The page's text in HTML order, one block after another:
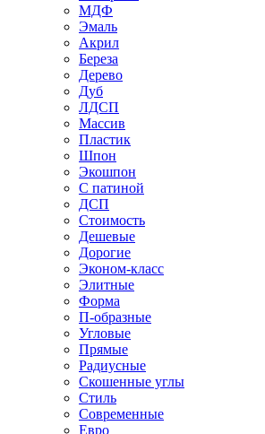
МДФ
Эмаль
Акрил
Береза
Дерево
Дуб
ЛДСП
Массив
Пластик
Шпон
Экошпон
С патиной
ДСП
Стоимость
Дешевые
Дорогие
Эконом-класс
Элитные
Форма
П-образные
Угловые
Прямые
Радиусные
Скошенные углы
Стиль
Современные
Евро